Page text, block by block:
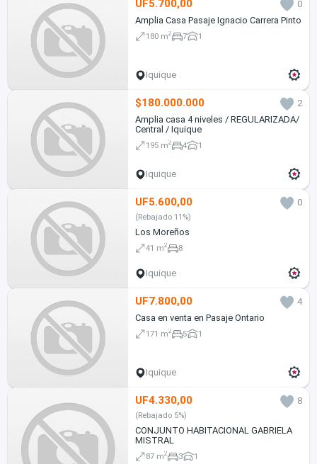
UF5.700,00
0
Amplia Casa Pasaje Ignacio Carrera Pinto
180 m2 7 1
Iquique
$180.000.000
2
Amplia casa 4 niveles / REGULARIZADA/
Central / Iquique
195 m2 4 1
Iquique
UF5.600,00 0
(Rebajado 11%)
Los Moreños
41 m2 8
Iquique
UF7.800,00
4
Casa en venta en Pasaje Ontario
171 m2 5 1
Iquique
UF4.330,00 8
(Rebajado 5%)
CONJUNTO HABITACIONAL GABRIELA
MISTRAL
87 m2 3 1